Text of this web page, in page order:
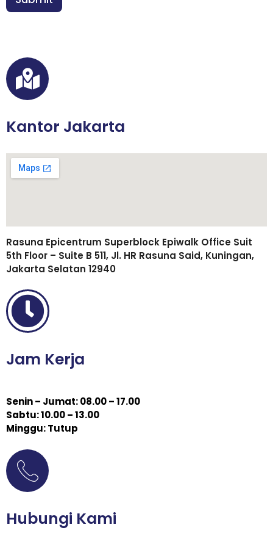
l
A
*
Kantor Jakarta
Rasuna Epicentrum Superblock Epiwalk Office Suit
5th Floor – Suite B 511, Jl. HR Rasuna Said, Kuningan,
Jakarta Selatan 12940
Jam Kerja
Senin – Jumat: 08.00 – 17.00
Sabtu: 10.00 – 13.00
Minggu: Tutup
Hubungi Kami